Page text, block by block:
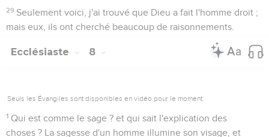
29 Seulement voici, j'ai trouvé que Dieu a fait l'homme droit ;
mais eux, ils ont cherché beaucoup de raisonnements.
Ecclésiaste 8
Seuls les Évangiles sont disponibles en vidéo pour le moment.
1 Qui est comme le sage ? et qui sait l'explication des
choses ? La sagesse d'un homme illumine son visage, et